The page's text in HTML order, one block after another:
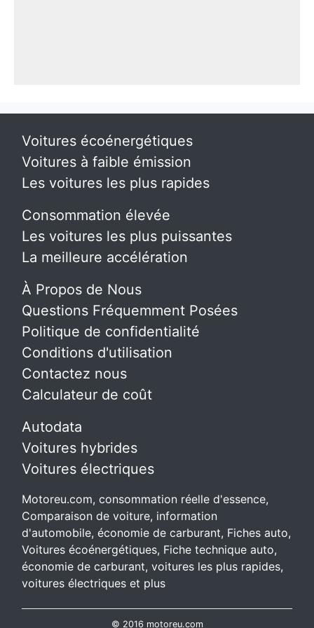
Voitures écoénergétiques
Voitures à faible émission
Les voitures les plus rapides
Consommation élevée
Les voitures les plus puissantes
La meilleure accélération
À Propos de Nous
Questions Fréquemment Posées
Politique de confidentialité
Conditions d'utilisation
Contactez nous
Calculateur de coût
Autodata
Voitures hybrides
Voitures électriques
Motoreu.com, consommation réelle d'essence,
Comparaison de voiture, information
d'automobile, économie de carburant, Fiches auto,
Voitures écoénergétiques, Fiche technique auto,
économie de carburant, voitures les plus rapides,
voitures électriques et plus
© 2016 motoreu.com